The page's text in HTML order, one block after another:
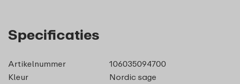
Specificaties
Artikelnummer
106035094700
Kleur
Nordic sage